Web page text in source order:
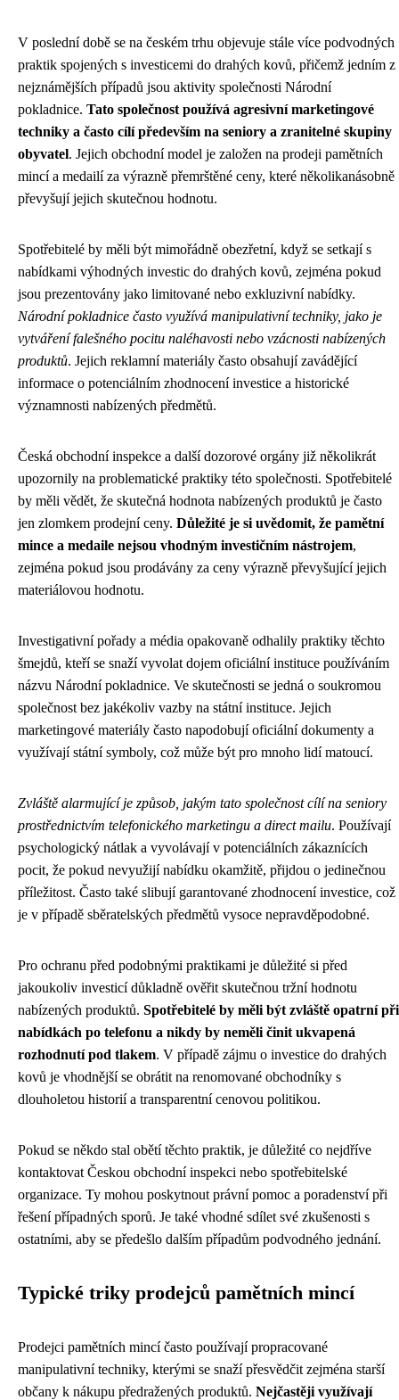
V poslední době se na českém trhu objevuje stále více podvodných
praktik spojených s investicemi do drahých kovů, přičemž jedním z
nejznámějších případů jsou aktivity společnosti Národní
pokladnice. Tato společnost používá agresivní marketingové
techniky a často cílí především na seniory a zranitelné skupiny
obyvatel. Jejich obchodní model je založen na prodeji pamětních
mincí a medailí za výrazně přemrštěné ceny, které několikanásobně
převyšují jejich skutečnou hodnotu.
Spotřebitelé by měli být mimořádně obezřetní, když se setkají s
nabídkami výhodných investic do drahých kovů, zejména pokud
jsou prezentovány jako limitované nebo exkluzivní nabídky.
Národní pokladnice často využívá manipulativní techniky, jako je
vytváření falešného pocitu naléhavosti nebo vzácnosti nabízených
produktů. Jejich reklamní materiály často obsahují zavádějící
informace o potenciálním zhodnocení investice a historické
významnosti nabízených předmětů.
Česká obchodní inspekce a další dozorové orgány již několikrát
upozornily na problematické praktiky této společnosti. Spotřebitelé
by měli vědět, že skutečná hodnota nabízených produktů je často
jen zlomkem prodejní ceny. Důležité je si uvědomit, že pamětní
mince a medaile nejsou vhodným investičním nástrojem,
zejména pokud jsou prodávány za ceny výrazně převyšující jejich
materiálovou hodnotu.
Investigativní pořady a média opakovaně odhalily praktiky těchto
šmejdů, kteří se snaží vyvolat dojem oficiální instituce používáním
názvu Národní pokladnice. Ve skutečnosti se jedná o soukromou
společnost bez jakékoliv vazby na státní instituce. Jejich
marketingové materiály často napodobují oficiální dokumenty a
využívají státní symboly, což může být pro mnoho lidí matoucí.
Zvláště alarmující je způsob, jakým tato společnost cílí na seniory
prostřednictvím telefonického marketingu a direct mailu. Používají
psychologický nátlak a vyvolávají v potenciálních zákaznících
pocit, že pokud nevyužijí nabídku okamžitě, přijdou o jedinečnou
příležitost. Často také slibují garantované zhodnocení investice, což
je v případě sběratelských předmětů vysoce nepravděpodobné.
Pro ochranu před podobnými praktikami je důležité si před
jakoukoliv investicí důkladně ověřit skutečnou tržní hodnotu
nabízených produktů. Spotřebitelé by měli být zvláště opatrní při
nabídkách po telefonu a nikdy by neměli činit ukvapená
rozhodnutí pod tlakem. V případě zájmu o investice do drahých
kovů je vhodnější se obrátit na renomované obchodníky s
dlouholetou historií a transparentní cenovou politikou.
Pokud se někdo stal obětí těchto praktik, je důležité co nejdříve
kontaktovat Českou obchodní inspekci nebo spotřebitelské
organizace. Ty mohou poskytnout právní pomoc a poradenství při
řešení případných sporů. Je také vhodné sdílet své zkušenosti s
ostatními, aby se předešlo dalším případům podvodného jednání.
Typické triky prodejců pamětních mincí
Prodejci pamětních mincí často používají propracované
manipulativní techniky, kterými se snaží přesvědčit zejména starší
občany k nákupu předražených produktů. Nejčastěji využívají